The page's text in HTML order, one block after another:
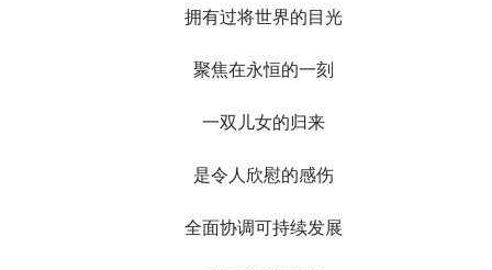
拥有过将世界的目光
聚焦在永恒的一刻
一双儿女的归来
是令人欣慰的感伤
全面协调可持续发展